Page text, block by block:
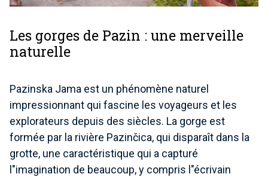
Les gorges de Pazin : une merveille
naturelle
Pazinska Jama est un phénomène naturel
impressionnant qui fascine les voyageurs et les
explorateurs depuis des siècles. La gorge est
formée par la rivière Pazinčica, qui disparaît dans la
grotte, une caractéristique qui a capturé
l"imagination de beaucoup, y compris l"écrivain